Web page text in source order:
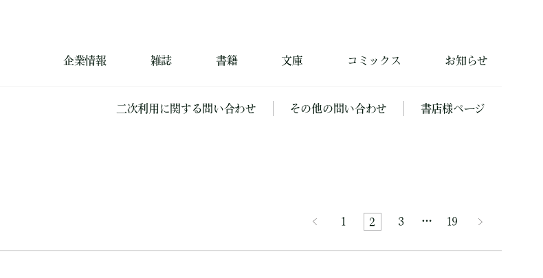
企業情報 雑誌 書籍 文庫 コミックス お知らせ
二次利用に関する問い合わせ その他の問い合わせ 書店様ページ
1 2 3 … 19